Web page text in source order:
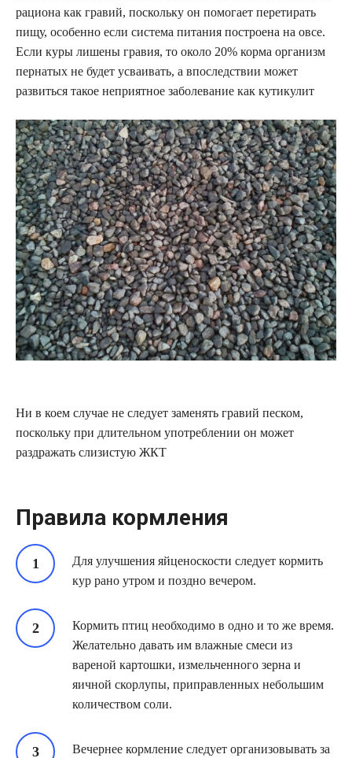
рациона как гравий, поскольку он помогает перетирать
пищу, особенно если система питания построена на овсе.
Если куры лишены гравия, то около 20% корма организм
пернатых не будет усваивать, а впоследствии может
развиться такое неприятное заболевание как кутикулит
Ни в коем случае не следует заменять гравий песком,
поскольку при длительном употреблении он может
раздражать слизистую ЖКТ
Правила кормления
Для улучшения яйценоскости следует кормить
кур рано утром и поздно вечером.
Кормить птиц необходимо в одно и то же время.
Желательно давать им влажные смеси из
вареной картошки, измельченного зерна и
яичной скорлупы, приправленных небольшим
количеством соли.
Вечернее кормление следует организовывать за